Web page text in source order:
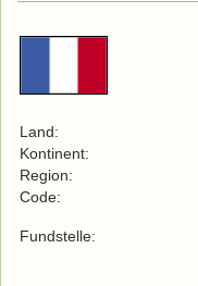
Land:
Kontinent:
Region:
Code:
Fundstelle: